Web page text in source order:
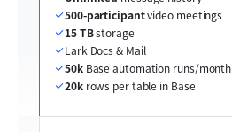
500-participant video meetings
15 TB storage
Lark Docs & Mail
50k Base automation runs/month
20k rows per table in Base